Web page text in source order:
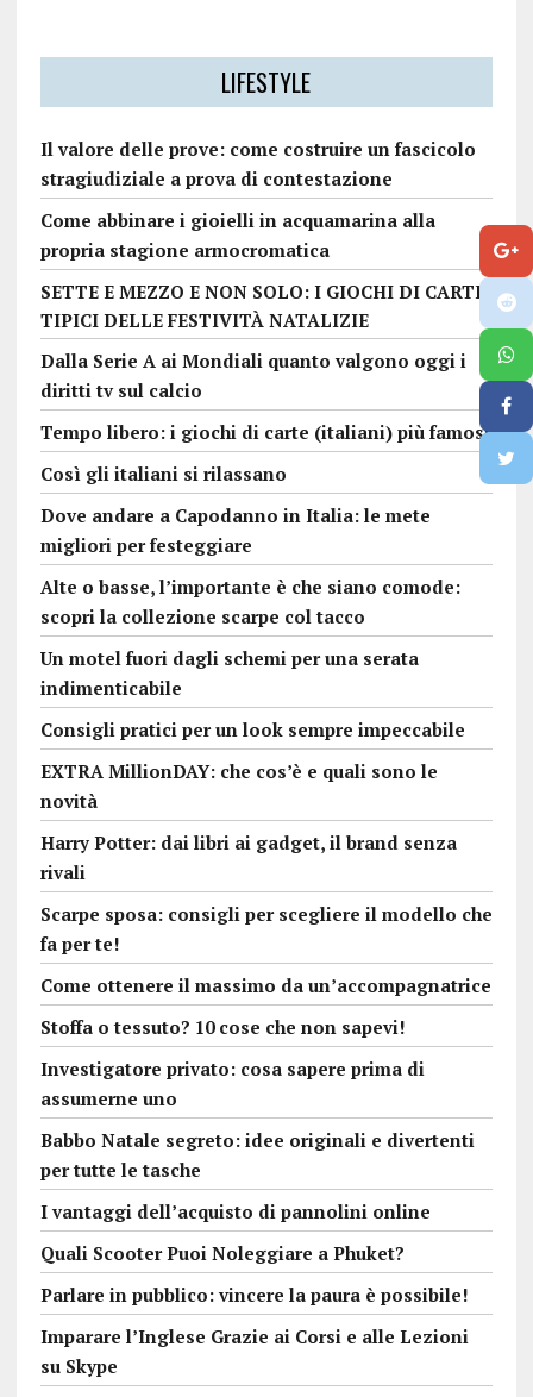
LIFESTYLE
Il valore delle prove: come costruire un fascicolo
stragiudiziale a prova di contestazione
Come abbinare i gioielli in acquamarina alla
propria stagione armocromatica
SETTE E MEZZO E NON SOLO: I GIOCHI DI CARTE
TIPICI DELLE FESTIVITÀ NATALIZIE
Dalla Serie A ai Mondiali quanto valgono oggi i
diritti tv sul calcio
Tempo libero: i giochi di carte (italiani) più famosi
Così gli italiani si rilassano
Dove andare a Capodanno in Italia: le mete
migliori per festeggiare
Alte o basse, l’importante è che siano comode:
scopri la collezione scarpe col tacco
Un motel fuori dagli schemi per una serata
indimenticabile
Consigli pratici per un look sempre impeccabile
EXTRA MillionDAY: che cos’è e quali sono le
novità
Harry Potter: dai libri ai gadget, il brand senza
rivali
Scarpe sposa: consigli per scegliere il modello che
fa per te!
Come ottenere il massimo da un’accompagnatrice
Stoffa o tessuto? 10 cose che non sapevi!
Investigatore privato: cosa sapere prima di
assumerne uno
Babbo Natale segreto: idee originali e divertenti
per tutte le tasche
I vantaggi dell’acquisto di pannolini online
Quali Scooter Puoi Noleggiare a Phuket?
Parlare in pubblico: vincere la paura è possibile!
Imparare l’Inglese Grazie ai Corsi e alle Lezioni
su Skype